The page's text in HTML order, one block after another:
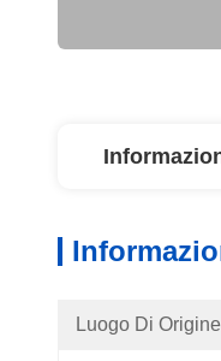
Luogo Di